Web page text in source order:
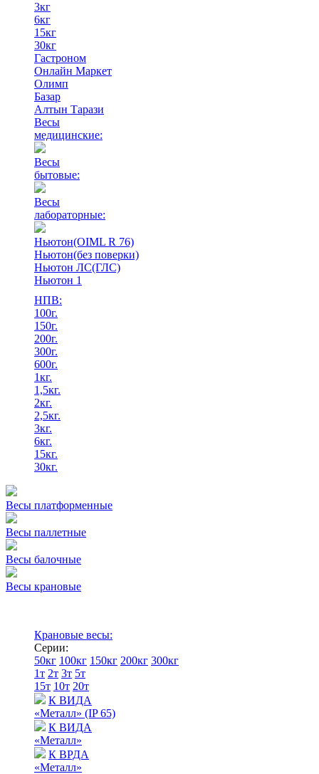
3кг
6кг
15кг
30кг
Гастроном
Онлайн Маркет
Олимп
Базар
Алтын Тарази
Весы
медицинские:
Весы
бытовые:
Весы
лабораторные:
Ньютон(OIML R 76)
Ньютон(без поверки)
Ньютон ЛС(ГЛС)
Ньютон 1
НПВ:
100г.
150г.
200г.
300г.
600г.
1кг.
1,5кг.
2кг.
2,5кг.
3кг.
6кг.
15кг.
30кг.
Весы платформенные
Весы паллетные
Весы балочные
Весы крановые
Крановые весы:
Серии:
50кг 100кг 150кг 200кг 300кг
1т 2т 3т 5т
15т 10т 20т
К ВИДА
«Металл» (IP 65)
К ВИДА
«Металл»
К ВРДА
«Металл»